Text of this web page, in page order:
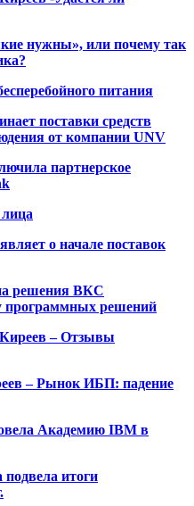
нужны», или почему так
питания
поставки средств
от компании UNV
партнерское
о начале поставок
решения ВКС
программных решений
– Отзывы
– Рынок ИБП: падение
Академию IBM в
итоги